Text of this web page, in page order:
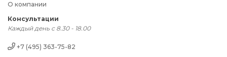
О компании
Консультации
Каждый день с 8.30 - 18.00
+7 (495) 363-75-82